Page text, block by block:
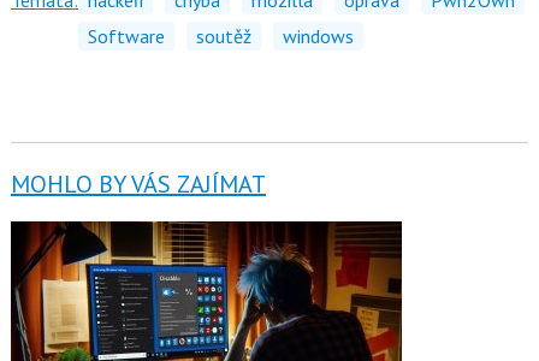
Software
soutěž windows
MOHLO BY VÁS ZAJÍMAT